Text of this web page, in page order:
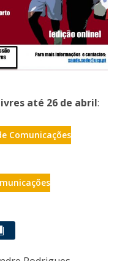
até 26 de abril:
Comunicações